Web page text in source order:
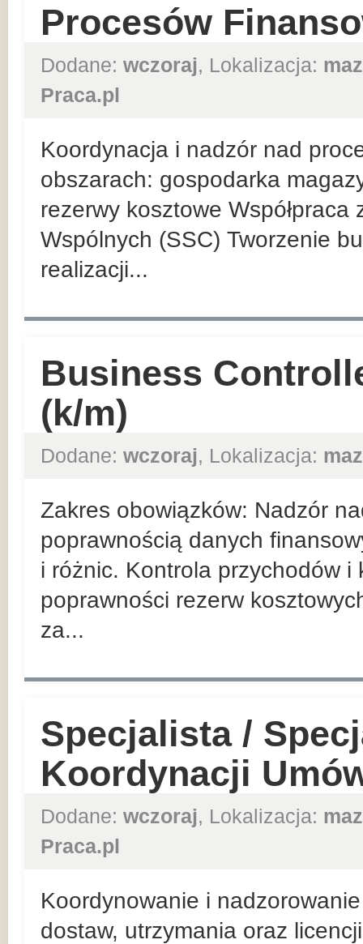
Procesów
Dodane: wczoraj, Lokalizacja:
Praca.pl
Koordynacja i nadzór nad
obszarach: gospodarka
rezerwy kosztowe Współpraca
Wspólnych (SSC) Tworzenie
realizacji...
Business
(k/m)
Dodane: wczoraj, Lokalizacja:
Zakres obowiązków: Nadzór
poprawnością danych
i różnic. Kontrola przychodów i
poprawności rezerw
za...
Specjalista /
Koordynacji
Dodane: wczoraj, Lokalizacja:
Praca.pl
Koordynowanie i
dostaw, utrzymania oraz